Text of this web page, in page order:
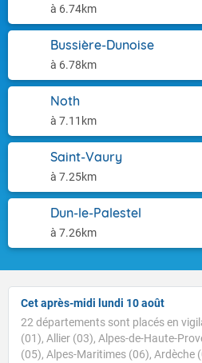
à 6.74km
Bussière-Dunoise
à 6.78km
Noth
à 7.11km
Saint-Vaury
à 7.25km
Dun-le-Palestel
à 7.26km
Cet après-midi lundi 10 août
22 départements sont placés en
(01), Allier (03), Alpes-de-Haute-
(05), Alpes-Maritimes (06), Ardèche